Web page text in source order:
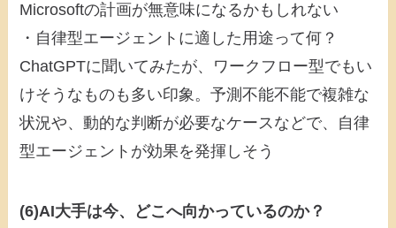
Microsoftの計画が無意味になるかもしれない
・自律型エージェントに適した用途って何？
ChatGPTに聞いてみたが、ワークフロー型でもい
けそうなものも多い印象。予測不能不能で複雑な
状況や、動的な判断が必要なケースなどで、自律
型エージェントが効果を発揮しそう
(6)AI大手は今、どこへ向かっているのか？